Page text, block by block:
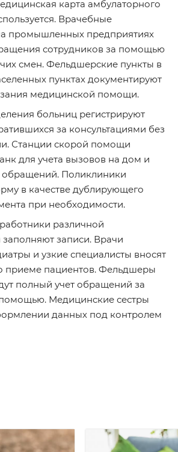
карта амбулаторного
Врачебные
промышленных предприятиях
сотрудников за помощью
смен. Фельдшерские пункты в
пунктах документируют
медицинской помощи.
больниц регистрируют
за консультациями без
Станции скорой помощи
для учета вызовов на дом и
обращений. Поликлиники
в качестве дублирующего
при необходимости.
различной
записи. Врачи
и узкие специалисты вносят
пациентов. Фельдшеры
полный учет обращений за
Медицинские сестры
данных под контролем